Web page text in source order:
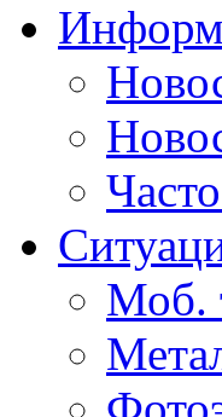
Моб.